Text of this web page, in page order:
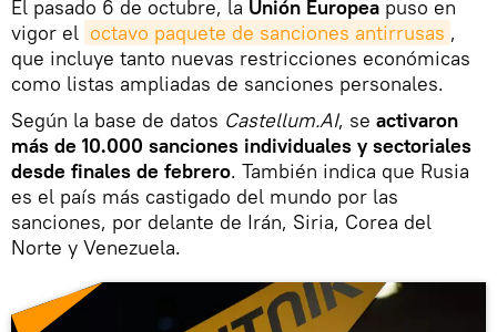
El pasado 6 de octubre, la Unión Europea puso en
vigor el octavo paquete de sanciones antirrusas ,
que incluye tanto nuevas restricciones económicas
como listas ampliadas de sanciones personales.
Según la base de datos Castellum.AI, se activaron
más de 10.000 sanciones individuales y sectoriales
desde finales de febrero. También indica que Rusia
es el país más castigado del mundo por las
sanciones, por delante de Irán, Siria, Corea del
Norte y Venezuela.